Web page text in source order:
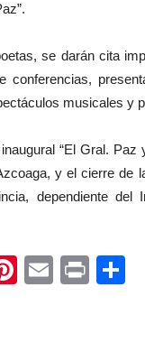
se darán cita
conferencias,
musicales y
“El Gral.
y el cierre de
dependiente del
Pinterest
EmailPrint